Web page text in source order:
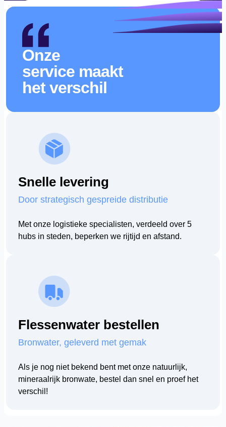
Onze
service maakt
het verschil
Snelle levering
Door strategisch gespreide distributie
Met onze logistieke specialisten, verdeeld over 5
hubs in steden, beperken we rijtijd en afstand.
Flessenwater bestellen
Bronwater, geleverd met gemak
Als je nog niet bekend bent met onze natuurlijk,
mineraalrijk bronwate, bestel dan snel en proef het
verschil!